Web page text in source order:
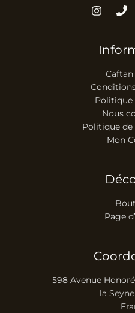
Politique
Nous
Politique de
Mon
Page
598 Avenue Honoré
la